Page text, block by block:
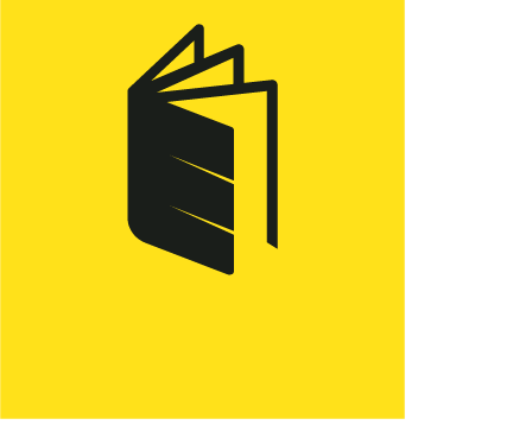
Prep & pianificazione predittiva—forecast domanda IA,
Scarica
Scarica Menuella per macOS, iOS e web.